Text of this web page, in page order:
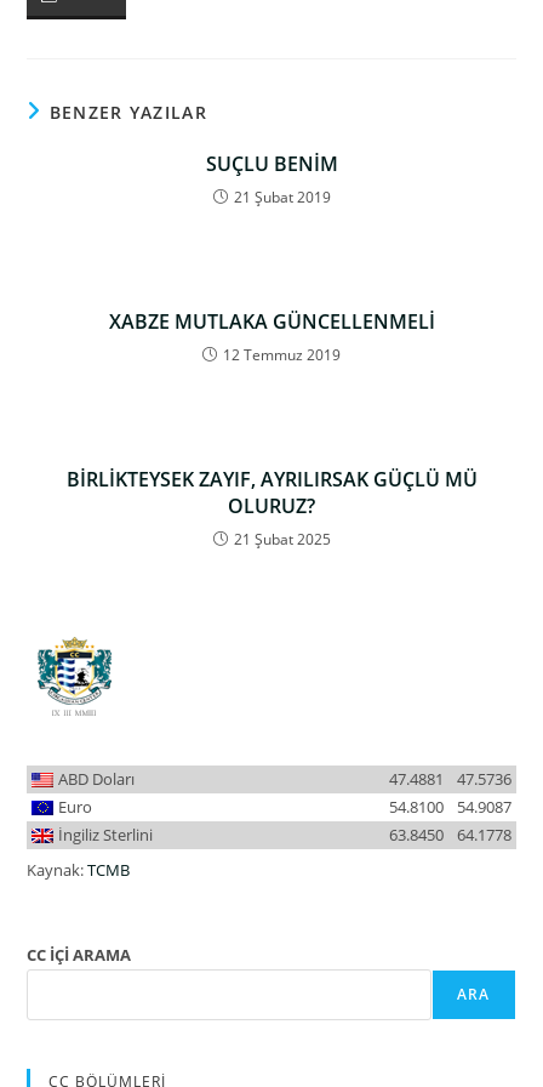
BENZER YAZILAR
SUÇLU BENİM
21 Şubat 2019
XABZE MUTLAKA GÜNCELLENMELİ
12 Temmuz 2019
BİRLİKTEYSEK ZAYIF, AYRILIRSAK GÜÇLÜ MÜ
OLURUZ?
21 Şubat 2025
ABD Doları 47.5736
47.4881
Euro
54.9087
54.8100
İngiliz Sterlini
64.1778
63.8450
Kaynak:TCMB
CC İÇİ ARAMA
ARA
CC BÖLÜMLERİ